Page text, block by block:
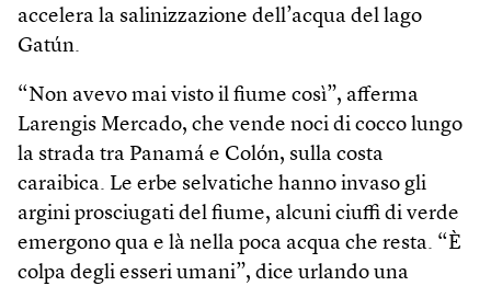
accelera la salinizzazione dell’acqua del lago
Gatún.
“Non avevo mai visto il fiume così”, afferma
Larengis Mercado, che vende noci di cocco lungo
la strada tra Panamá e Colón, sulla costa
caraibica. Le erbe selvatiche hanno invaso gli
argini prosciugati del fiume, alcuni ciuffi di verde
emergono qua e là nella poca acqua che resta. “È
colpa degli esseri umani”, dice urlando una